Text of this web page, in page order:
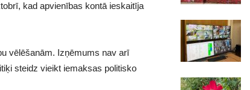
kad apvienības kontā ieskaitīja
vēlēšanām. Izņēmums nav arī
steidz vieikt iemaksas politisko